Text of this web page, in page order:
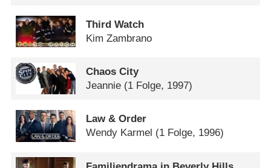
Third Watch
Kim Zambrano
Chaos City
Jeannie (1 Folge, 1997)
Law & Order
Wendy Karmel (1 Folge, 1996)